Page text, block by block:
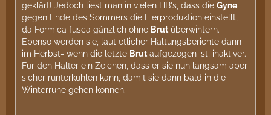
geklärt! Jedoch liest man in vielen HB's, dass die Gyne
gegen Ende des Sommers die Eierproduktion einstellt,
da Formica fusca gänzlich ohne Brut überwintern.
Ebenso werden sie, laut etlicher Haltungsberichte dann
im Herbst- wenn die letzte Brut aufgezogen ist, inaktiver.
Für den Halter ein Zeichen, dass er sie nun langsam aber
sicher runterkühlen kann, damit sie dann bald in die
Winterruhe gehen können.